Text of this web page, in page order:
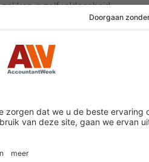
in zelfvoldaanheid.
te veranderen aanwezig
is de ‘ist’, wat de ‘soll’?
er zeker de aandacht
zoals bij werving en
Geef concrete voorbeelden